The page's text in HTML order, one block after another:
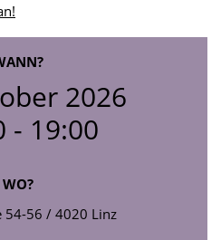
2026
- 19:00
WO?
54-56 / 4020 Linz